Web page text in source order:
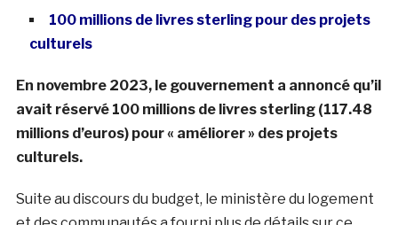
100 millions de livres sterling pour des projets
culturels
En novembre 2023, le gouvernement a annoncé qu’il
avait réservé 100 millions de livres sterling (117.48
millions d’euros) pour « améliorer » des projets
culturels.
Suite au discours du budget, le ministère du logement